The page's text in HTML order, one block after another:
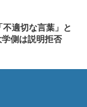
適切な言葉」と
側は説明拒否